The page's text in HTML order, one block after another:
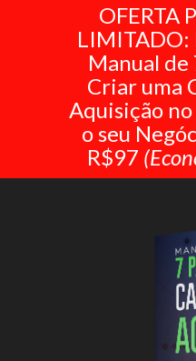
OFERTA
LIMITADO:
Manual de
Criar uma
Aquisição
o seu
R$97